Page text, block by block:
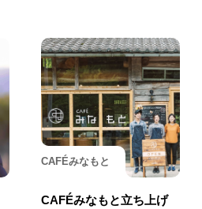
CAFÉみなもと
CAFÉみなもと立ち上げ